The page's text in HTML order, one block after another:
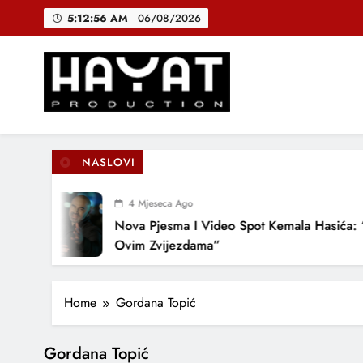
5:12:56 AM 06/08/2026
Hayat Production
Promocija domaće muzike
NASLOVI
4 Mjeseca Ago
Nova Pjesma I Video Spot Kemala Hasića:
Ovim Zvijezdama”
Home Gordana Topić
Gordana Topić